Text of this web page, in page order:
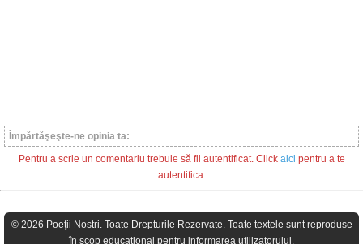
Împărtăşeşte-ne opinia ta:
Pentru a scrie un comentariu trebuie să fii autentificat. Click aici pentru a te
autentifica.
© 2026 Poeţii Nostri. Toate Drepturile Rezervate. Toate textele sunt reproduse
în scop educaţional pentru informarea utilizatorului.